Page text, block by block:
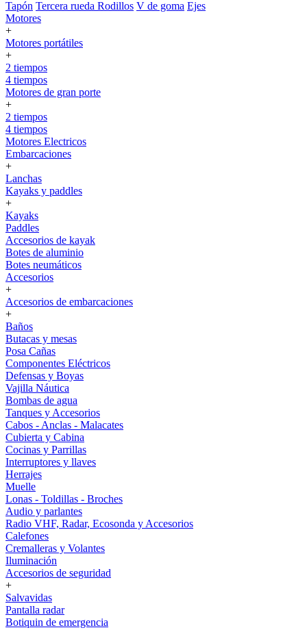
Tapón Tercera rueda Rodillos V de goma Ejes
Motores
+
Motores portátiles
+
2 tiempos
4 tiempos
Motores de gran porte
+
2 tiempos
4 tiempos
Motores Electricos
Embarcaciones
+
Lanchas
Kayaks y paddles
+
Kayaks
Paddles
Accesorios de kayak
Botes de aluminio
Botes neumáticos
Accesorios
+
Accesorios de embarcaciones
+
Baños
Butacas y mesas
Posa Cañas
Componentes Eléctricos
Defensas y Boyas
Vajilla Náutica
Bombas de agua
Tanques y Accesorios
Cabos - Anclas - Malacates
Cubierta y Cabina
Cocinas y Parrillas
Interruptores y llaves
Herrajes
Muelle
Lonas - Toldillas - Broches
Audio y parlantes
Radio VHF, Radar, Ecosonda y Accesorios
Calefones
Cremalleras y Volantes
Iluminación
Accesorios de seguridad
+
Salvavidas
Pantalla radar
Botiquin de emergencia